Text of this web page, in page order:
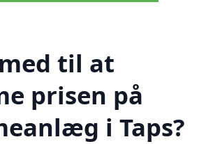
til at
prisen på
i Taps?